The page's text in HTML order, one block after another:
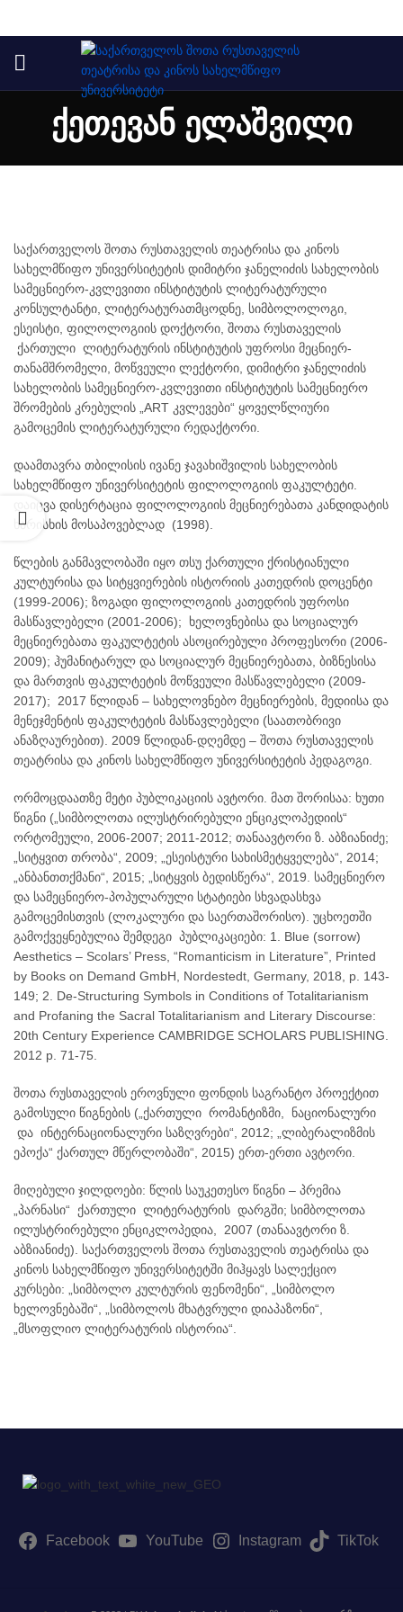
ქეთევან ელაშვილი
საქართველოს შოთა რუსთაველის თეატრისა და კინოს
სახელმწიფო უნივერსიტეტის დიმიტრი ჯანელიძის სახელობის
სამეცნიერო-კვლევითი ინსტიტუტის ლიტერატურული
კონსულტანტი, ლიტერატურათმცოდნე, სიმბოლოლოგი,
ესეისტი, ფილოლოგიის დოქტორი, შოთა რუსთაველის
ქართული ლიტერატურის ინსტიტუტის უფროსი მეცნიერ-
თანამშრომელი, მოწვეული ლექტორი, დიმიტრი ჯანელიძის
სახელობის სამეცნიერო-კვლევითი ინსტიტუტის სამეცნიერო
შრომების კრებულის „ART კვლევები“ ყოველწლიური
გამოცემის ლიტერატურული რედაქტორი.
დაამთავრა თბილისის ივანე ჯავახიშვილის სახელობის
სახელმწიფო უნივერსიტეტის ფილოლოგიის ფაკულტეტი.
დაიცვა დისერტაცია ფილოლოგიის მეცნიერებათა კანდიდატის
ხარისხის მოსაპოვებლად (1998).
წლების განმავლობაში იყო თსუ ქართული ქრისტიანული
კულტურისა და სიტყვიერების ისტორიის კათედრის დოცენტი
(1999-2006); ზოგადი ფილოლოგიის კათედრის უფროსი
მასწავლებელი (2001-2006); ხელოვნებისა და სოციალურ
მეცნიერებათა ფაკულტეტის ასოცირებული პროფესორი (2006-
2009); ჰუმანიტარულ და სოციალურ მეცნიერებათა, ბიზნესისა
და მართვის ფაკულტეტის მოწვეული მასწავლებელი (2009-
2017); 2017 წლიდან – სახელოვნებო მეცნიერების, მედიისა და
მენეჯმენტის ფაკულტეტის მასწავლებელი (საათობრივი
ანაზღაურებით). 2009 წლიდან-დღემდე – შოთა რუსთაველის
თეატრისა და კინოს სახელმწიფო უნივერსიტეტის პედაგოგი.
ორმოცდაათზე მეტი პუბლიკაციის ავტორი. მათ შორისაა: ხუთი
წიგნი („სიმბოლოთა ილუსტრირებული ენციკლოპედიის“
ორტომეული, 2006-2007; 2011-2012; თანაავტორი ზ. აბზიანიძე;
„სიტყვით თრობა“, 2009; „ესეისტური სახისმეტყველება“, 2014;
„ანბანთთქმანი“, 2015; „სიტყვის ბედისწერა“, 2019. სამეცნიერო
და სამეცნიერო-პოპულარული სტატიები სხვადასხვა
გამოცემისთვის (ლოკალური და საერთაშორისო). უცხოეთში
გამოქვეყნებულია შემდეგი პუბლიკაციები: 1. Blue (sorrow)
Aesthetics – Scolars’ Press, “Romanticism in Literature”, Printed
by Books on Demand GmbH, Nordestedt, Germany, 2018, p. 143-
149; 2. De-Structuring Symbols in Conditions of Totalitarianism
and Profaning the Sacral Totalitarianism and Literary Discourse:
20th Century Experience CAMBRIDGE SCHOLARS PUBLISHING.
2012 p. 71-75.
შოთა რუსთაველის ეროვნული ფონდის საგრანტო პროექტით
გამოსული წიგნების („ქართული რომანტიზმი, ნაციონალური
და ინტერნაციონალური საზღვრები“, 2012; „ლიბერალიზმის
ეპოქა“ ქართულ მწერლობაში“, 2015) ერთ-ერთი ავტორი.
მიღებული ჯილდოები: წლის საუკეთესო წიგნი – პრემია
„პარნასი“ ქართული ლიტერატურის დარგში; სიმბოლოთა
ილუსტრირებული ენციკლოპედია, 2007 (თანაავტორი ზ.
აბზიანიძე). საქართველოს შოთა რუსთაველის თეატრისა და
კინოს სახელმწიფო უნივერსიტეტში მიჰყავს სალექციო
კურსები: „სიმბოლო კულტურის ფენომენი“, „სიმბოლო
ხელოვნებაში“, „სიმბოლოს მხატვრული დიაპაზონი“,
„მსოფლიო ლიტერატურის ისტორია“.
– ტელე და სახელოვნებო მეცნიერებების, მედიისა და
2027
Facebook YouTube Instagram TikTok